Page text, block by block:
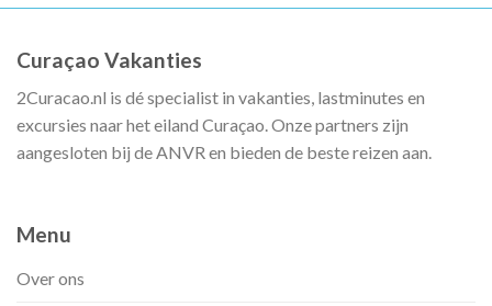
Curaçao Vakanties
2Curacao.nl is dé specialist in vakanties, lastminutes en
excursies naar het eiland Curaçao. Onze partners zijn
aangesloten bij de ANVR en bieden de beste reizen aan.
Menu
Over ons